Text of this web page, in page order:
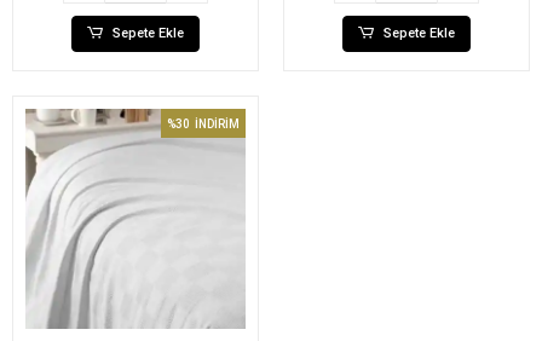
Sepete Ekle Sepete Ekle
%30 İNDİRİM